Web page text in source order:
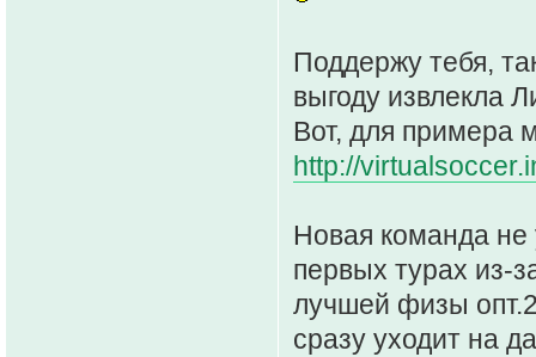
Поддержу тебя,
выгоду извлекла
Вот, для примера
http://
Новая команда не
первых турах из-
лучшей физы
сразу уходит на